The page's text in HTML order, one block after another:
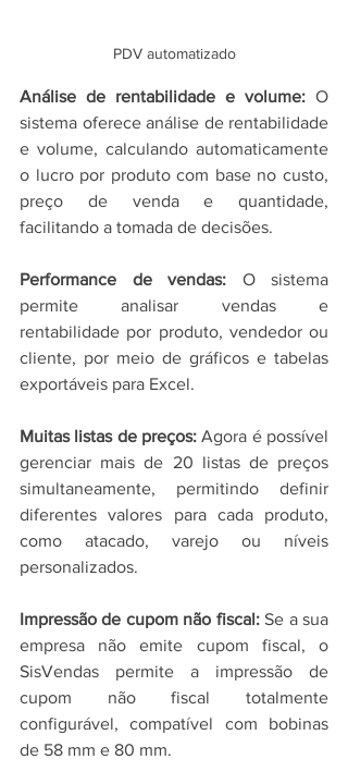
PDV automatizado
Análise de rentabilidade e volume: O
sistema oferece análise de rentabilidade
e volume, calculando automaticamente
o lucro por produto com base no custo,
preço de venda e quantidade,
facilitando a tomada de decisões.
Performance de vendas: O sistema
permite analisar vendas e
rentabilidade por produto, vendedor ou
cliente, por meio de gráficos e tabelas
exportáveis para Excel.
Muitas listas de preços: Agora é possível
gerenciar mais de 20 listas de preços
simultaneamente, permitindo definir
diferentes valores para cada produto,
como atacado, varejo ou níveis
personalizados.
Impressão de cupom não fiscal: Se a sua
empresa não emite cupom fiscal, o
SisVendas permite a impressão de
cupom não fiscal totalmente
configurável, compatível com bobinas
de 58 mm e 80 mm.